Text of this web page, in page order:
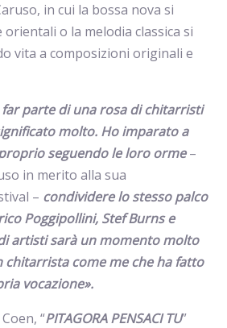
in cui la bossa nova si
orientali o la melodia classica si
vita a composizioni originali e
parte di una rosa di chitarristi
molto. Ho imparato a
seguendo le loro orme–
in merito alla sua
– condividere lo stesso palco
Poggipollini, Stef Burns e
artisti sarà un momento molto
chitarrista come me che ha fatto
vocazione».
“PITAGORA PENSACI TU”